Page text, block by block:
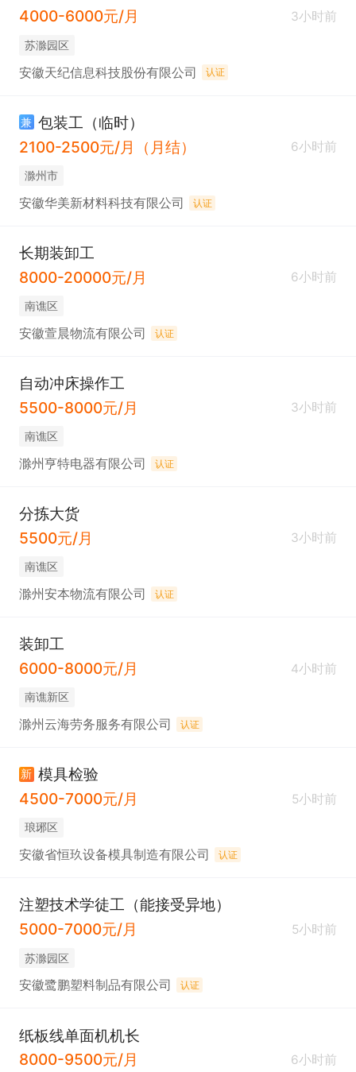
4000-6000元/月
3小时前
苏滁园区
安徽天纪信息科技股份有限公司 认证
兼 包装工（临时）
2100-2500元/月（月结）
6小时前
滁州市
安徽华美新材料科技有限公司 认证
长期装卸工
8000-20000元/月
6小时前
南谯区
安徽萱晨物流有限公司 认证
自动冲床操作工
5500-8000元/月
3小时前
南谯区
滁州亨特电器有限公司 认证
分拣大货
5500元/月
3小时前
南谯区
滁州安本物流有限公司 认证
装卸工
6000-8000元/月
4小时前
南谯新区
滁州云海劳务服务有限公司 认证
新 模具检验
4500-7000元/月
5小时前
琅琊区
安徽省恒玖设备模具制造有限公司 认证
注塑技术学徒工（能接受异地）
5000-7000元/月
5小时前
苏滁园区
安徽鹭鹏塑料制品有限公司 认证
纸板线单面机机长
8000-9500元/月
6小时前